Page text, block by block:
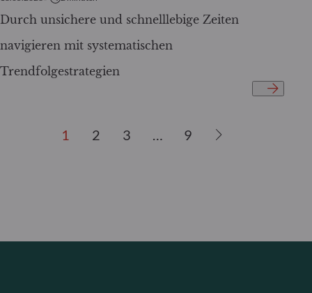
Durch unsichere und schnelllebige Zeiten
navigieren mit systematischen
Trendfolgestrategien
1 2 3 … 9